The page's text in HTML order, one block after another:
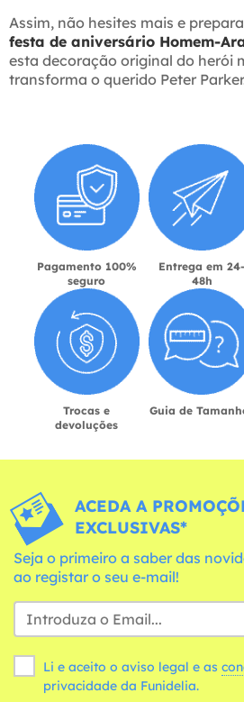
Assim, não hesites mais e
festa de aniversário Homem-
esta decoração original do herói
transforma o querido Peter
Pagamento 100%
seguro
Entrega em 24-
48h
Trocas e
devoluções
Guia de
ACEDA A
EXCLUSIVAS*
Seja o primeiro a saber das
ao registar o seu e-mail!
Li e aceito o aviso legal e as
privacidade da Funidelia.